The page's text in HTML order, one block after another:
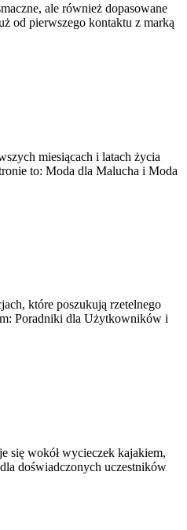
ale również dopasowane
od pierwszego kontaktu z marką
miesiącach i latach życia
to: Moda dla Malucha i Moda
które poszukują rzetelnego
Poradniki dla Użytkowników i
się wokół wycieczek kajakiem,
doświadczonych uczestników